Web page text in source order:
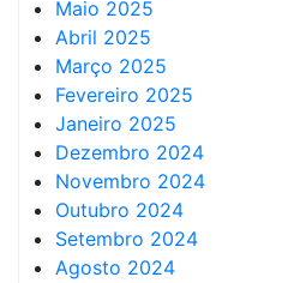
Maio 2025
Abril 2025
Março 2025
Fevereiro 2025
Janeiro 2025
Dezembro 2024
Novembro 2024
Outubro 2024
Setembro 2024
Agosto 2024